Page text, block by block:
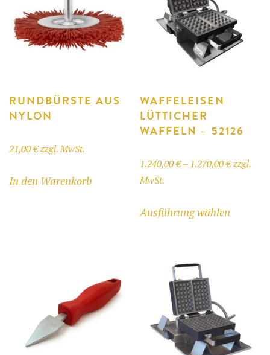
RUNDBÜRSTE AUS
NYLON
21,00€ zzgl. MwSt.
In den Warenkorb
WAFFELEISEN
LÜTTICHER
WAFFELN – 52126
1.240,00€– 1.270,00€ zzgl.
MwSt.
Ausführung wählen
können
auf